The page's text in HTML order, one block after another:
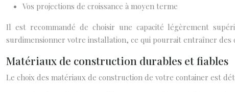
Vos projections de croissance à moyen terme
Il est recommandé de choisir une capacité légèrement
surdimensionner votre installation, ce qui pourrait entraîner des
Matériaux de construction durables et fiables
Le choix des matériaux de construction de votre container est